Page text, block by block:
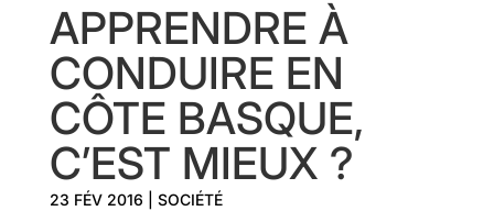
APPRENDRE À
CONDUIRE EN
CÔTE BASQUE,
C’EST MIEUX ?
23 FÉV 2016 SOCIÉTÉ